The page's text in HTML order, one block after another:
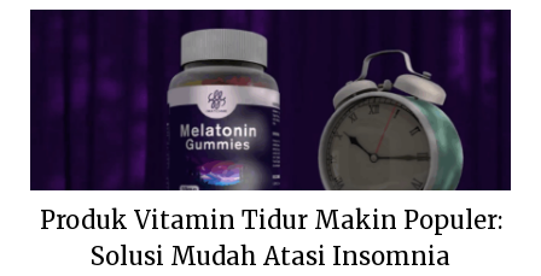
Produk Vitamin Tidur Makin Populer:
Solusi Mudah Atasi Insomnia